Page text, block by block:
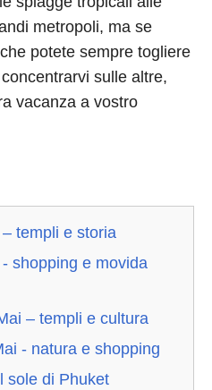
metropoli, ma se
potete sempre togliere
sulle altre,
vacanza a vostro
templi e storia
shopping e movida
– templi e cultura
- natura e shopping
sole di Phuket